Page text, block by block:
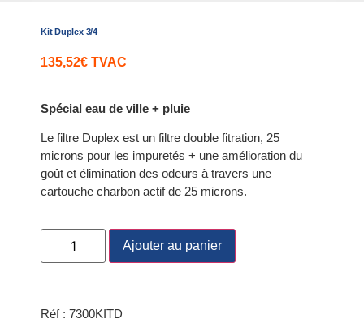
Kit Duplex 3/4
135,52€ TVAC
Spécial eau de ville + pluie
Le filtre Duplex est un filtre double fitration, 25
microns pour les impuretés + une amélioration du
goût et élimination des odeurs à travers une
cartouche charbon actif de 25 microns.
Ajouter au panier
Réf : 7300KITD